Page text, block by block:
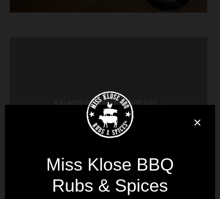
SALMON LOVER LOHIKIUSAUS»